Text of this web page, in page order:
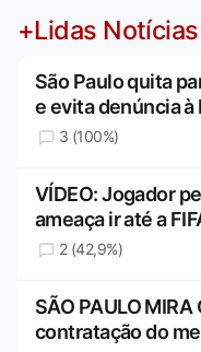
+Lidas Notícias
São Paulo quita
e evita denúncia à
3 (100%)
VÍDEO: Jogador
ameaça ir até a
2 (42,9%)
SÃO PAULO
contratação do